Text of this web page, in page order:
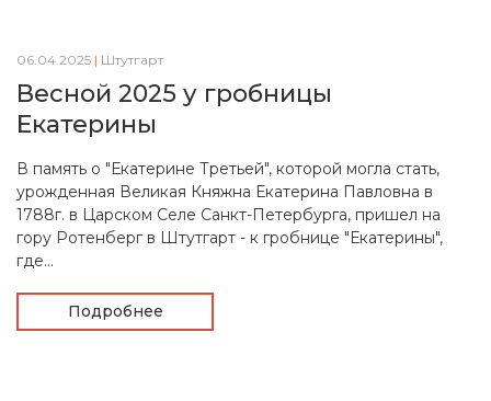
06.04.2025 | Штутгарт
Весной 2025 у гробницы
Екатерины
В память о "Екатерине Третьей", которой могла стать,
урожденная Великая Княжна Екатерина Павловна в
1788г. в Царском Селе Санкт-Петербурга, пришел на
гору Ротенберг в Штутгарт - к гробнице "Екатерины",
где...
Подробнее